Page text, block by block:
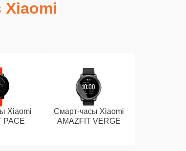
Xiaomi
Xiaomi
PACE
Смарт-часы Xiaomi
AMAZFIT VERGE